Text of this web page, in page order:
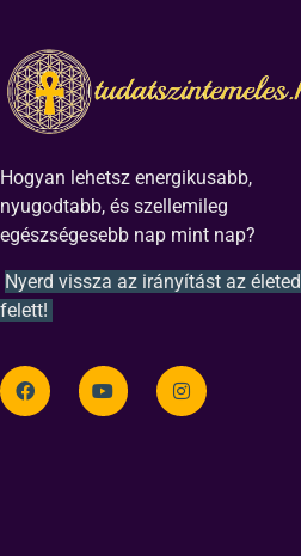
Hogyan lehetsz energikusabb,
nyugodtabb, és szellemileg
egészségesebb nap mint nap?
Nyerd vissza az irányítást az életed
felett!